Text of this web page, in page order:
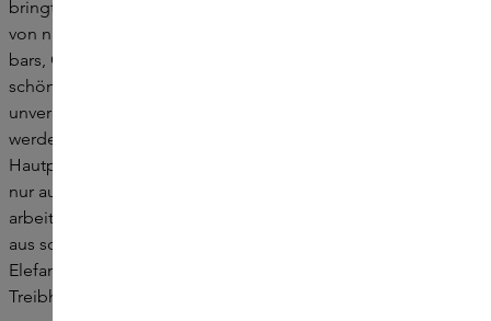
bringt das Beste aus der Natur direkt zu Ihrer Haut in Form
von nachhaltigen, veganen Produkten wie cleansers, facial
bars, Gesichtsölen und passenden beauty tools. Strahlend
schöne Haut wird angestrebt, indem nur die besten
unverarbeiteten und natürlichen Inhaltsstoffe verwendet
werden, ohne schädliche Inhaltsstoffe. Die preisgekrönte
Hautpflege von LIV Botanics konzentriert sich aber nicht
nur auf Sie, sondern auch auf die Welt um Sie herum. So
arbeitet die Marke beispielsweise mit Papierverpackungen
aus schnell wachsendem, bodenregenerierendem
Elefantengras, das pro Hektar mehr als viermal so viele
Treibhausgase einfängt wie ein Wald voller Bäume.